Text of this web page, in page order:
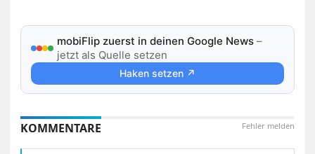
mobiFlip zuerst in deinen Google News –
jetzt als Quelle setzen
Haken setzen ↗
Fehler melden
KOMMENTARE